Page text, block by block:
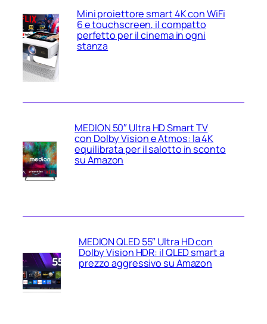
Mini proiettore smart 4K con WiFi
6 e touchscreen, il compatto
perfetto per il cinema in ogni
stanza
MEDION 50″ Ultra HD Smart TV
con Dolby Vision e Atmos: la 4K
equilibrata per il salotto in sconto
su Amazon
MEDION QLED 55″ Ultra HD con
Dolby Vision HDR: il QLED smart a
prezzo aggressivo su Amazon